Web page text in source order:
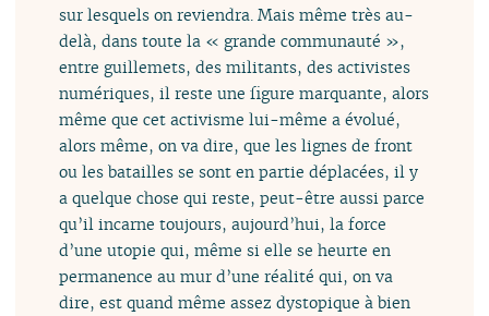
sur lesquels on reviendra. Mais même très au-
delà, dans toute la « grande communauté »,
entre guillemets, des militants, des activistes
numériques, il reste une figure marquante, alors
même que cet activisme lui-même a évolué,
alors même, on va dire, que les lignes de front
ou les batailles se sont en partie déplacées, il y
a quelque chose qui reste, peut-être aussi parce
qu’il incarne toujours, aujourd’hui, la force
d’une utopie qui, même si elle se heurte en
permanence au mur d’une réalité qui, on va
dire, est quand même assez dystopique à bien